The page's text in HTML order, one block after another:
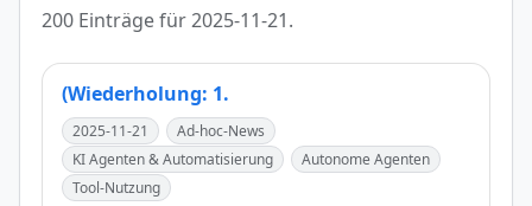
200 Einträge für 2025-11-21.
(Wiederholung: 1.
2025-11-21
Ad-hoc-News
KI Agenten & Automatisierung
Autonome Agenten
Tool-Nutzung